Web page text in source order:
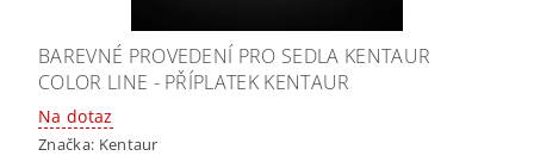
BAREVNÉ PROVEDENÍ PRO SEDLA KENTAUR
COLOR LINE - PŘÍPLATEK KENTAUR
Na dotaz
Značka: Kentaur